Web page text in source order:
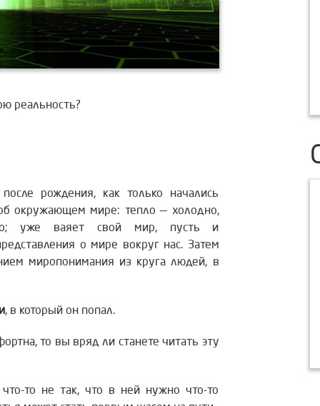
реальность?
рождения, как только начались
окружающем мире: тепло — холодно,
уже ваяет свой мир, пусть и
о мире вокруг нас. Затем
миропонимания из круга людей, в
, в который он попал.
то вы вряд ли станете читать эту
то не так, что в ней нужно что-то